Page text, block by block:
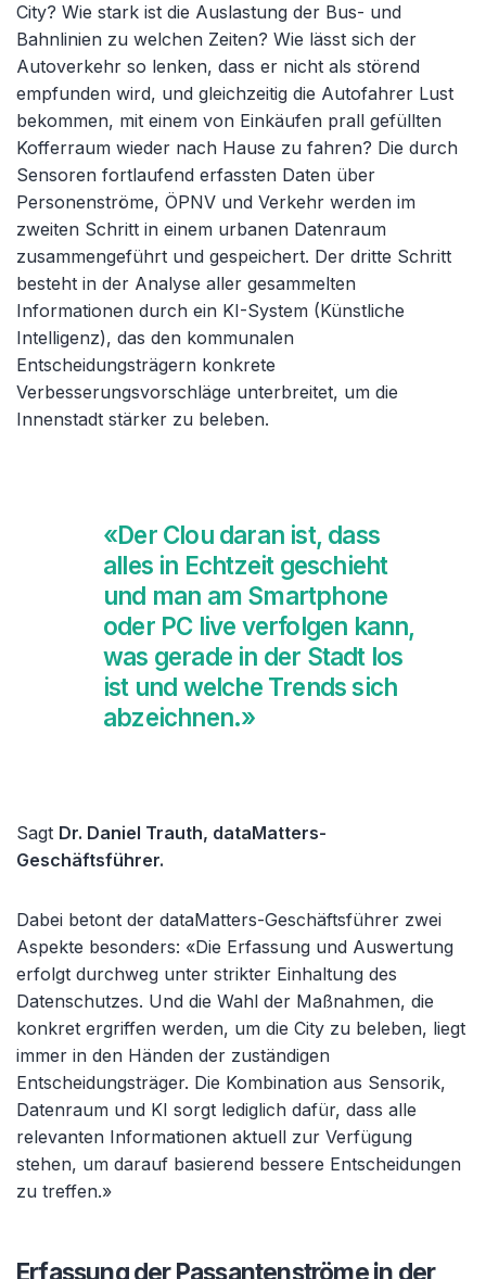
City? Wie stark ist die Auslastung der Bus- und
Bahnlinien zu welchen Zeiten? Wie lässt sich der
Autoverkehr so lenken, dass er nicht als störend
empfunden wird, und gleichzeitig die Autofahrer Lust
bekommen, mit einem von Einkäufen prall gefüllten
Kofferraum wieder nach Hause zu fahren? Die durch
Sensoren fortlaufend erfassten Daten über
Personenströme, ÖPNV und Verkehr werden im
zweiten Schritt in einem urbanen Datenraum
zusammengeführt und gespeichert. Der dritte Schritt
besteht in der Analyse aller gesammelten
Informationen durch ein KI-System (Künstliche
Intelligenz), das den kommunalen
Entscheidungsträgern konkrete
Verbesserungsvorschläge unterbreitet, um die
Innenstadt stärker zu beleben.
«Der Clou daran ist, dass
alles in Echtzeit geschieht
und man am Smartphone
oder PC live verfolgen kann,
was gerade in der Stadt los
ist und welche Trends sich
abzeichnen.»
Sagt Dr. Daniel Trauth, dataMatters-
Geschäftsführer.
Dabei betont der dataMatters-Geschäftsführer zwei
Aspekte besonders: «Die Erfassung und Auswertung
erfolgt durchweg unter strikter Einhaltung des
Datenschutzes. Und die Wahl der Maßnahmen, die
konkret ergriffen werden, um die City zu beleben, liegt
immer in den Händen der zuständigen
Entscheidungsträger. Die Kombination aus Sensorik,
Datenraum und KI sorgt lediglich dafür, dass alle
relevanten Informationen aktuell zur Verfügung
stehen, um darauf basierend bessere Entscheidungen
zu treffen.»
Erfassung der Passantenströme in der